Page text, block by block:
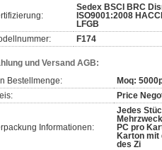
Sedex BSCI BRC
ISO9001:2008
LFGB
F174
und Versand AGB:
Bestellmenge:
Moq:
Price
Informationen:
Jedes
PC pro
Karton mit
des Zi